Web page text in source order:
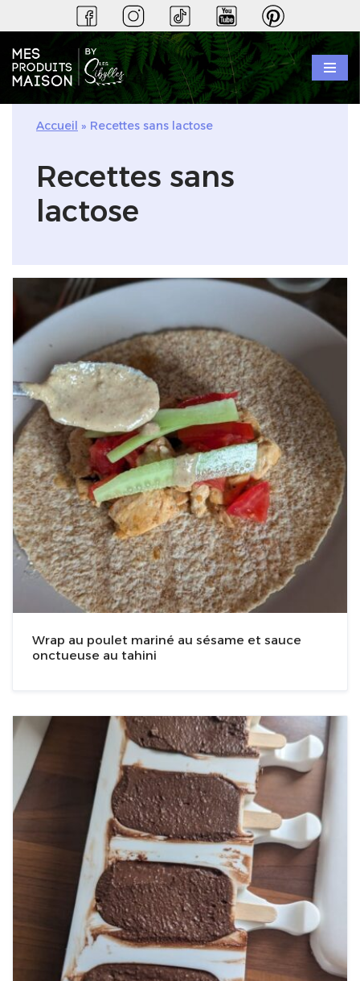
au
contenu
Accueil » Recettes sans lactose
Recettes sans
lactose
Wrap au poulet mariné au sésame et sauce
onctueuse au tahini